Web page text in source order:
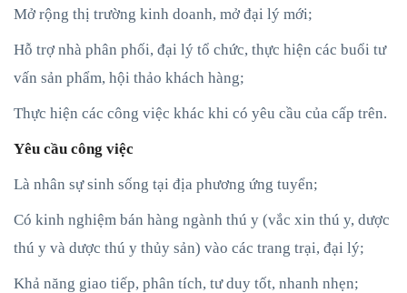
Mở rộng thị trường kinh doanh, mở đại lý mới;
Hỗ trợ nhà phân phối, đại lý tổ chức, thực hiện các buổi tư
vấn sản phẩm, hội thảo khách hàng;
Thực hiện các công việc khác khi có yêu cầu của cấp trên.
Yêu cầu công việc
Là nhân sự sinh sống tại địa phương ứng tuyển;
Có kinh nghiệm bán hàng ngành thú y (vắc xin thú y, dược
thú y và dược thú y thủy sản) vào các trang trại, đại lý;
Khả năng giao tiếp, phân tích, tư duy tốt, nhanh nhẹn;